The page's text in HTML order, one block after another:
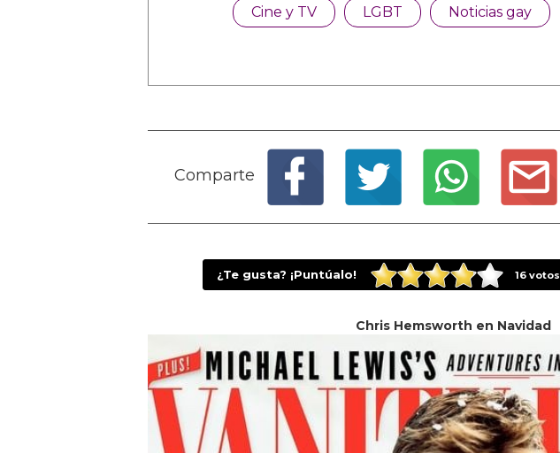
Cine y TV LGBT Noticias gay
Comparte
¿Te gusta? ¡Puntúalo! 16 votos
Chris Hemsworth en Navidad